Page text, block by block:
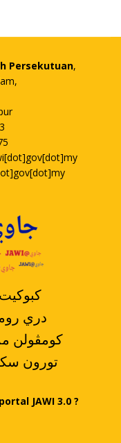
Persekutuan,
دري
،کومڤولن
.تورون
JAWI 3.0 ?